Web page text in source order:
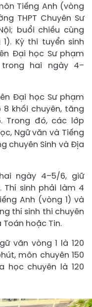
Tiếng Anh (vòng
THPT Chuyên Sư
buổi chiều cùng
Kỳ thi tuyển sinh
Đại học Sư phạm
hai ngày 4–
Đại học Sư phạm
khối chuyên, tăng
Trong đó, các lớp
Ngữ văn và Tiếng
chuyên Sinh và Địa
ngày 4–5/6, giữ
Thí sinh phải làm 4
Anh (vòng 1) và
thí sinh thi chuyên
hoặc Tin.
văn vòng 1 là 120
môn chuyên 150
học chuyên là 120